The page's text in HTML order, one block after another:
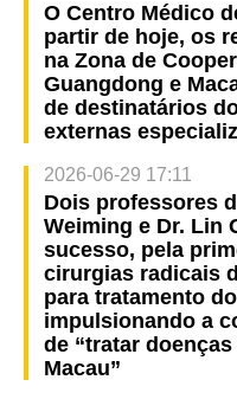
O Centro Médico
partir de hoje, os
na Zona de
Guangdong e
de destinatários
externas
2026-06-29 17:11
Dois professores
Weiming e Dr. Lin
sucesso, pela
cirurgias radicais
para tratamento
impulsionando a
de “tratar
Macau”